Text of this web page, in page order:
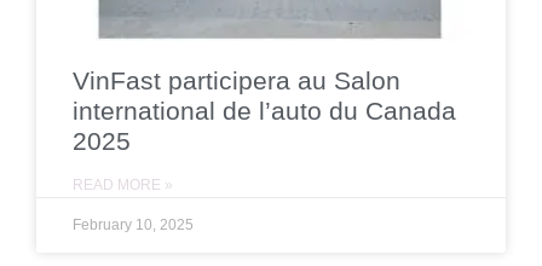
VinFast participera au Salon
international de l’auto du Canada
2025
READ MORE »
February 10, 2025